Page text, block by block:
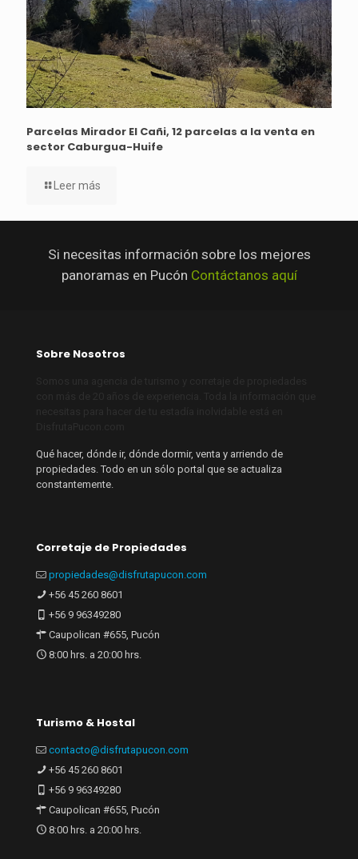
Parcelas Mirador El Cañi, 12 parcelas a la venta en
sector Caburgua-Huife
Leer más
Si necesitas información sobre los mejores
panoramas en Pucón Contáctanos aquí
Sobre Nosotros
Qué hacer, dónde ir, dónde dormir, venta y arriendo de
propiedades. Todo en un sólo portal que se actualiza
constantemente.
Corretaje de Propiedades
propiedades@disfrutapucon.com
+56 45 260 8601
+56 9 96349280
Caupolican #655, Pucón
8:00 hrs. a 20:00 hrs.
Turismo & Hostal
contacto@disfrutapucon.com
+56 45 260 8601
+56 9 96349280
Caupolican #655, Pucón
8:00 hrs. a 20:00 hrs.